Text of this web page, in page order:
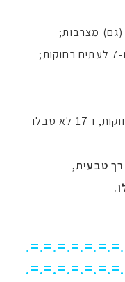
14 סבלו לפעמים, 26 סבלו לעתים רחוקות, ו-17 לא סבלו
טבעית,